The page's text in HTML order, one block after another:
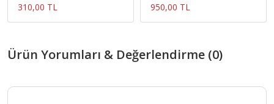
310,00 TL 950,00 TL
Ürün Yorumları & Değerlendirme (0)